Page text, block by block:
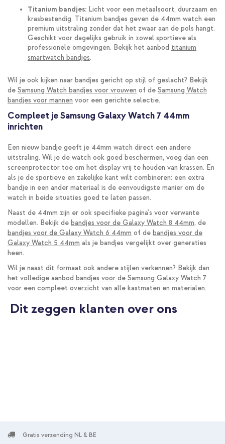
Titanium bandjes: Licht voor een metaalsoort, duurzaam en
krasbestendig. Titanium bandjes geven de 44mm watch een
premium uitstraling zonder dat het zwaar aan de pols hangt.
Geschikt voor dagelijks gebruik in zowel sportieve als
professionele omgevingen. Bekijk het aanbod titanium
smartwatch bandjes.
Wil je ook kijken naar bandjes gericht op stijl of geslacht? Bekijk
de Samsung Watch bandjes voor vrouwen of de Samsung Watch
bandjes voor mannen voor een gerichte selectie.
Compleet je Samsung Galaxy Watch 7 44mm
inrichten
Een nieuw bandje geeft je 44mm watch direct een andere
uitstraling. Wil je de watch ook goed beschermen, voeg dan een
screenprotector toe om het display vrij te houden van krassen. En
als je de sportieve en zakelijke kant wilt combineren: een extra
bandje in een ander materiaal is de eenvoudigste manier om de
watch in beide situaties goed te laten passen.
Naast de 44mm zijn er ook specifieke pagina's voor verwante
modellen. Bekijk de bandjes voor de Galaxy Watch 8 44mm, de
bandjes voor de Galaxy Watch 6 44mm of de bandjes voor de
Galaxy Watch 5 44mm als je bandjes vergelijkt over generaties
heen.
Wil je naast dit formaat ook andere stijlen verkennen? Bekijk dan
het volledige aanbod bandjes voor de Samsung Galaxy Watch 7
voor een compleet overzicht van alle kastmaten en materialen.
Dit zeggen klanten over ons
Gratis verzending NL & BE